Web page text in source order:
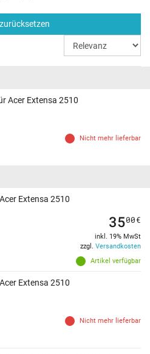
Acer Extensa 2510
Nicht mehr lieferbar
Extensa 2510
Artikel verfügbar
3500€
inkl. 19% MwSt
zzgl. Versandkosten
Extensa 2510
Nicht mehr lieferbar